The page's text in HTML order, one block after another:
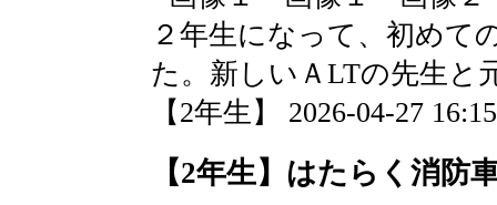
２年生になって、初めて
た。新しいＡLTの先生と
【2年生】 2026-04-27
【2年生】はたらく消防